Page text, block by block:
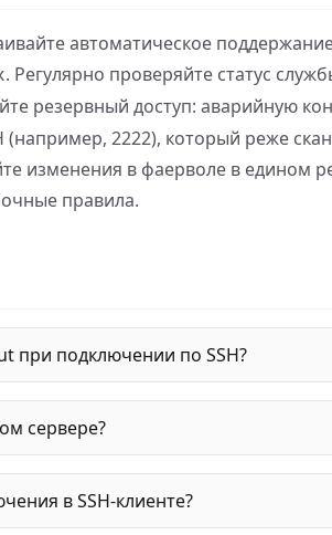
автоматическое
. Регулярно проверяйте статус
резервный доступ: аварийную
2222), который реже
изменения в фаерволе в едином
правила.
при подключении по SSH?
сервере?
в SSH-клиенте?